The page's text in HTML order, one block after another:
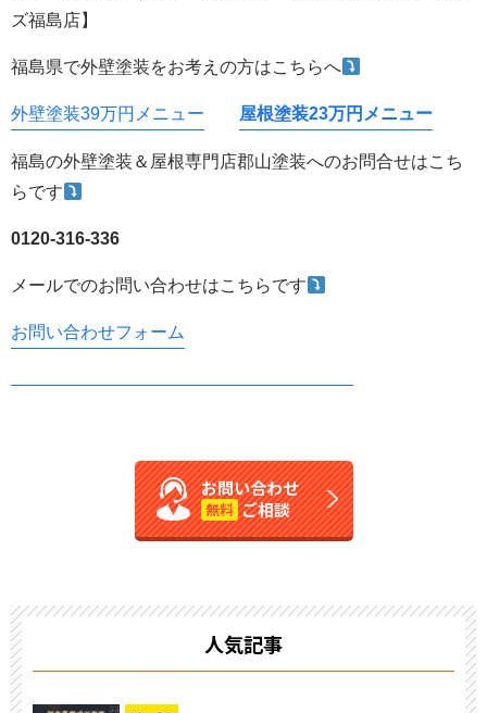
ズ福島店】
福島県で外壁塗装をお考えの方はこちらへ
外壁塗装39万円メニュー 屋根塗装23万円メニュー
福島の外壁塗装＆屋根専門店郡山塗装へのお問合せはこち
らです
0120-316-336
メールでのお問い合わせはこちらです
お問い合わせフォーム
お問い合わせ
無料 ご相談
人気記事